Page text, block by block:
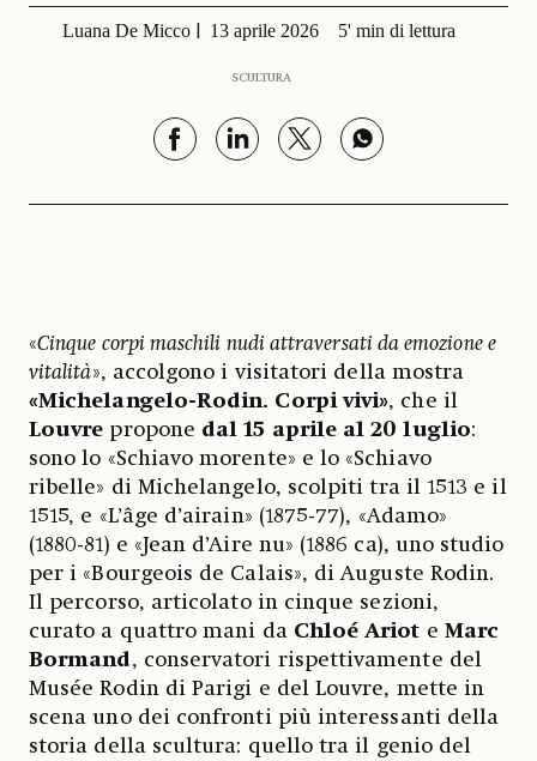
Luana De Micco 13 aprile 2026 5' min di lettura
SCULTURA
«Cinque corpi maschili nudi attraversati da emozione e
vitalità», accolgono i visitatori della mostra
«Michelangelo-Rodin. Corpi vivi», che il
Louvre propone dal 15 aprile al 20 luglio:
sono lo «Schiavo morente» e lo «Schiavo
ribelle» di Michelangelo, scolpiti tra il 1513 e il
1515, e «L’âge d’airain» (1875-77), «Adamo»
(1880-81) e «Jean d’Aire nu» (1886 ca), uno studio
per i «Bourgeois de Calais», di Auguste Rodin.
Il percorso, articolato in cinque sezioni,
curato a quattro mani da Chloé Ariot e Marc
Bormand, conservatori rispettivamente del
Musée Rodin di Parigi e del Louvre, mette in
scena uno dei confronti più interessanti della
storia della scultura: quello tra il genio del